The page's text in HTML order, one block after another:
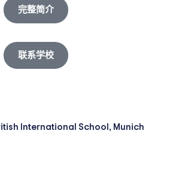
完整简介
联系学校
International School, Munich